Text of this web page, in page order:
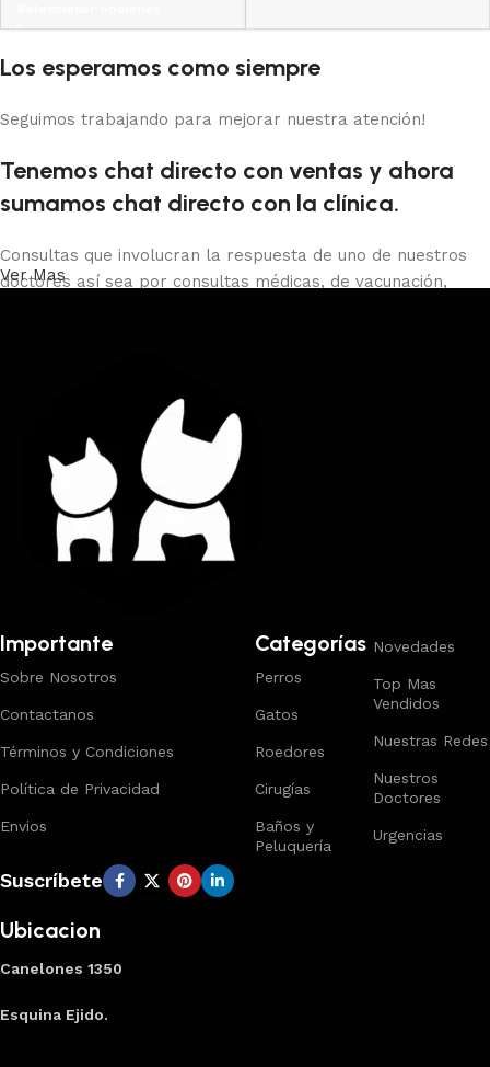
Los esperamos como siempre
Seguimos trabajando para mejorar nuestra atención!
Tenemos chat directo con ventas y ahora
sumamos chat directo con la clínica.
Consultas que involucran la respuesta de uno de nuestros
doctores así sea por consultas médicas, de vacunación,
Ver Mas
Importante
Sobre Nosotros
Contactanos
Términos y Condiciones
Política de Privacidad
Envios
Categorías
Perros
Gatos
Roedores
Cirugías
Baños y
Peluquería
Novedades
Top Mas
Vendidos
Nuestras Redes
Nuestros
Doctores
Urgencias
Suscríbete
Ubicacion
Canelones 1350
Esquina Ejido.